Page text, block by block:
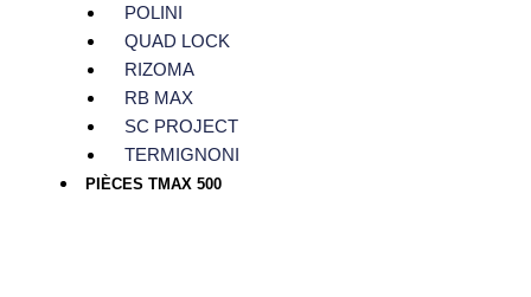
POLINI
QUAD LOCK
RIZOMA
RB MAX
SC PROJECT
TERMIGNONI
PIÈCES TMAX 500